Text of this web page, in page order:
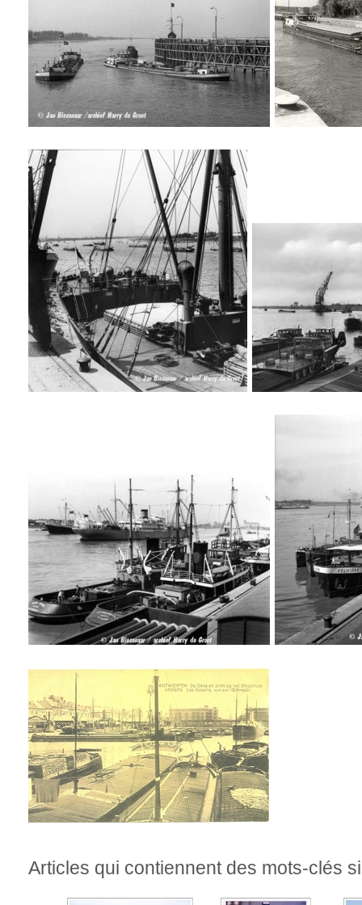
Articles qui contiennent des mots-clés